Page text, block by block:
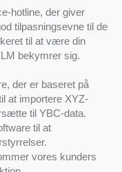
hotline, der giver
tilpasningsevne til de
til at være din
bekymrer sig.
der er baseret på
at importere XYZ-
til YBC-data.
til at
vores kunders